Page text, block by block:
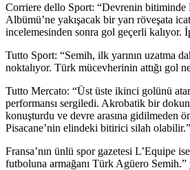
Corriere dello Sport: “Devrenin bitiminde
Albümü’ne yakışacak bir yarı röveşata
incelemesinden sonra gol geçerli kalıyor.
Tutto Sport: “Semih, ilk yarının uzatma
noktalıyor. Türk mücevherinin attığı gol
Tutto Mercato: “Üst üste ikinci golünü
performansı sergiledi. Akrobatik bir
konuşturdu ve devre arasına gidilmeden
Pisacane’nin elindeki bitirici silah olabilir.”
Fransa’nın ünlü spor gazetesi L’Equipe
futboluna armağanı Türk Agüero